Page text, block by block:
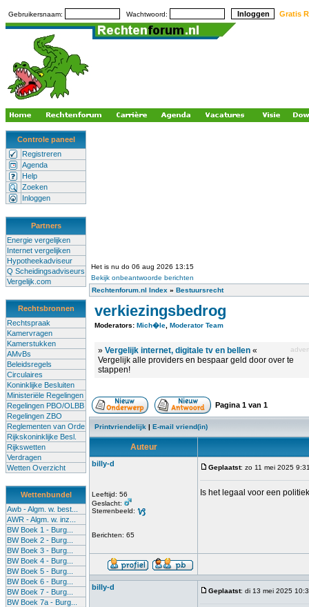
Gebruikersnaam: Wachtwoord: Gratis
Controle paneel
Registreren
Agenda
Help
Zoeken
Inloggen
Partners
Energie vergelijken
Internet vergelijken
Hypotheekadviseur
Q Scheidingsadviseurs
Vergelijk.com
Rechtsbronnen
Rechtspraak
Kamervragen
Kamerstukken
AMvBs
Beleidsregels
Circulaires
Koninklijke Besluiten
Ministeriële Regelingen
Regelingen PBO/OLBB
Regelingen ZBO
Reglementen van Orde
Rijkskoninklijke Besl.
Rijkswetten
Verdragen
Wetten Overzicht
Wettenbundel
Awb - Algm. w. best...
AWR - Algm. w. inz...
BW Boek 1 - Burg...
BW Boek 2 - Burg...
BW Boek 3 - Burg...
BW Boek 4 - Burg...
BW Boek 5 - Burg...
BW Boek 6 - Burg...
BW Boek 7 - Burg...
BW Boek 7a - Burg...
Het is nu do 06 aug 2026 13:15
Bekijk onbeantwoorde berichten
Rechtenforum.nl Index » Bestuursrecht
verkiezingsbedrog
Moderators: Mich�le Moderator Team
» Vergelijk internet, digitale tv en bellen «
Vergelijk alle providers en bespaar geld door over te
stappen!
Pagina 1 van 1
Printvriendelijk | E-mail vriend(in)
Auteur
billy-d
Leeftijd: 56
Geslacht:
Sterrenbeeld:
Berichten: 65
Geplaatst: zo 11 mei 2025
Is het legaal voor een
billy-d Geplaatst: di 13 mei 2025